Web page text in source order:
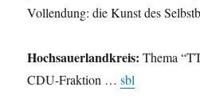
Vollendung: die Kunst des
Hochsauerlandkreis: Thema
CDU-Fraktion …sbl